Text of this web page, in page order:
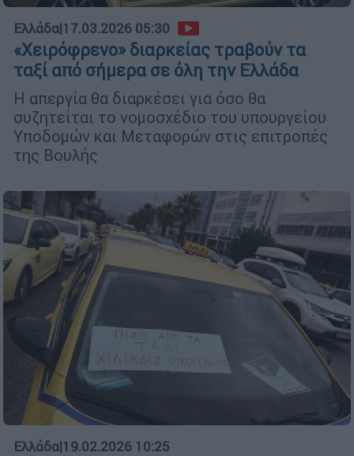
Ελλάδα|17.03.2026 05:30
«Χειρόφρενο» διαρκείας τραβούν τα
ταξί από σήμερα σε όλη την Ελλάδα
Η απεργία θα διαρκέσει για όσο θα
συζητείται το νομοσχέδιο του υπουργείου
Υποδομών και Μεταφορών στις επιτροπές
της Βουλής
Ελλάδα|19.02.2026 10:25